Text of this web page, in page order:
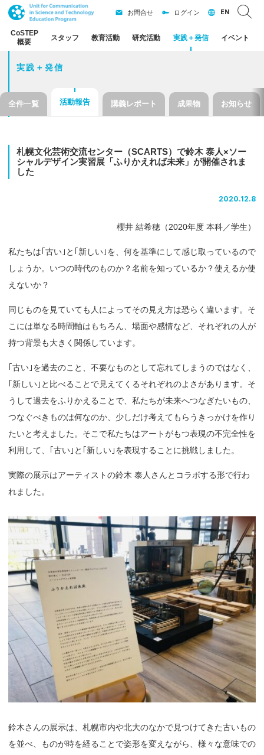
CoSTEP
概要
スタッフ 教育活動 研究活動 実践＋発信 イベント
お問合せ ログイン EN
実践＋発信
全件一覧 活動報告 講義レポート 成果物 お知らせ
札幌文化芸術交流センター （SCARTS） で鈴木 泰人×ソー
シャルデザイン実習展 「ふりかえれば未来」 が開催されま
した
2020.12.8
櫻井 結希穂（2020年度 本科／学生）
私たちは｢古い｣と｢新しい｣を、何を基準にして感じ取っているので
しょうか。いつの時代のものか？名前を知っているか？使えるか使
えないか？
同じものを見ていても人によってその見え方は恐らく違います。そ
こには単なる時間軸はもちろん、場面や感情など、それぞれの人が
持つ背景も大きく関係しています。
｢古い｣を過去のこと、不要なものとして忘れてしまうのではなく、
｢新しい｣と比べることで見えてくるそれぞれのよさがあります。そ
うして過去をふりかえることで、私たちが未来へつなぎたいもの、
つなぐべきものは何なのか、少しだけ考えてもらうきっかけを作り
たいと考えました。そこで私たちはアートがもつ表現の不完全性を
利用して、｢古い｣と｢新しい｣を表現することに挑戦しました。
実際の展示はアーティストの鈴木 泰人さんとコラボする形で行わ
れました。
鈴木さんの展示は、札幌市内や北大のなかで見つけてきた古いもの
を並べ、ものが時を経ることで姿形を変えながら、様々な意味での